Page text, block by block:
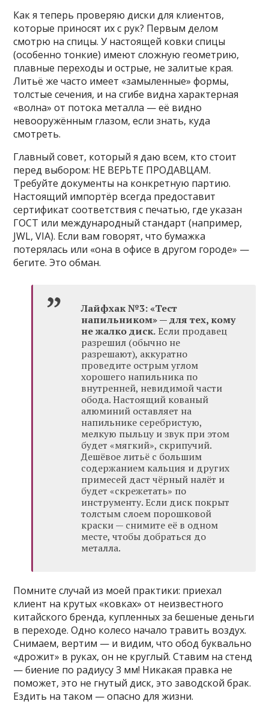
Как я теперь проверяю диски для клиентов,
которые приносят их с рук? Первым делом
смотрю на спицы. У настоящей ковки спицы
(особенно тонкие) имеют сложную геометрию,
плавные переходы и острые, не залитые края.
Литьё же часто имеет «замыленные» формы,
толстые сечения, и на сгибе видна характерная
«волна» от потока металла — её видно
невооружённым глазом, если знать, куда
смотреть.
Главный совет, который я даю всем, кто стоит
перед выбором: НЕ ВЕРЬТЕ ПРОДАВЦАМ.
Требуйте документы на конкретную партию.
Настоящий импортёр всегда предоставит
сертификат соответствия с печатью, где указан
ГОСТ или международный стандарт (например,
JWL, VIA). Если вам говорят, что бумажка
потерялась или «она в офисе в другом городе» —
бегите. Это обман.
Лайфхак №3: «Тест
напильником» — для тех, кому
не жалко диск.Если продавец
разрешил (обычно не
разрешают), аккуратно
проведите острым углом
хорошего напильника по
внутренней, невидимой части
обода. Настоящий кованый
алюминий оставляет на
напильнике серебристую,
мелкую пыльцу и звук при этом
будет «мягкий», скрипучий.
Дешёвое литьё с большим
содержанием кальция и других
примесей даст чёрный налёт и
будет «скрежетать» по
инструменту. Если диск покрыт
толстым слоем порошковой
краски — снимите её в одном
месте, чтобы добраться до
металла.
Помните случай из моей практики: приехал
клиент на крутых «ковках» от неизвестного
китайского бренда, купленных за бешеные деньги
в переходе. Одно колесо начало травить воздух.
Снимаем, вертим — и видим, что обод буквально
«дрожит» в руках, он не круглый. Ставим на стенд
— биение по радиусу 3 мм! Никакая правка не
поможет, это не гнутый диск, это заводской брак.
Ездить на таком — опасно для жизни.